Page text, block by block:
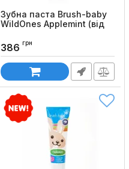
Зубна паста Brush-baby
WildOnes Applemint (від
Код товару:
386 грн